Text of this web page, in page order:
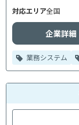
対応エリア全国
企業詳細
業務システム